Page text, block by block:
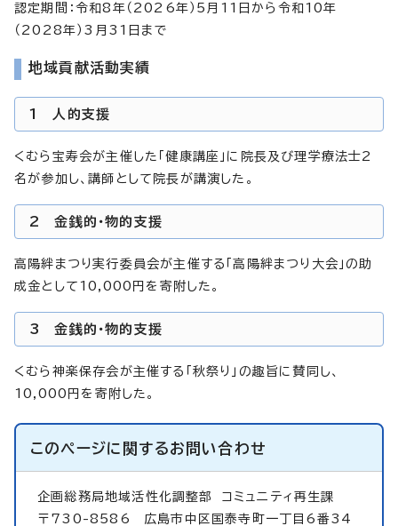
認定期間：令和8年（2026年）5月11日から令和10年
（2028年）3月31日まで
地域貢献活動実績
1 人的支援
くむら宝寿会が主催した「健康講座」に院長及び理学療法士2
名が参加し、講師として院長が講演した。
2 金銭的・物的支援
高陽絆まつり実行委員会が主催する「高陽絆まつり大会」の助
成金として10,000円を寄附した。
3 金銭的・物的支援
くむら神楽保存会が主催する「秋祭り」の趣旨に賛同し、
10,000円を寄附した。
このページに関するお問い合わせ
企画総務局地域活性化調整部 コミュニティ再生課
〒730-8586 広島市中区国泰寺町一丁目6番34